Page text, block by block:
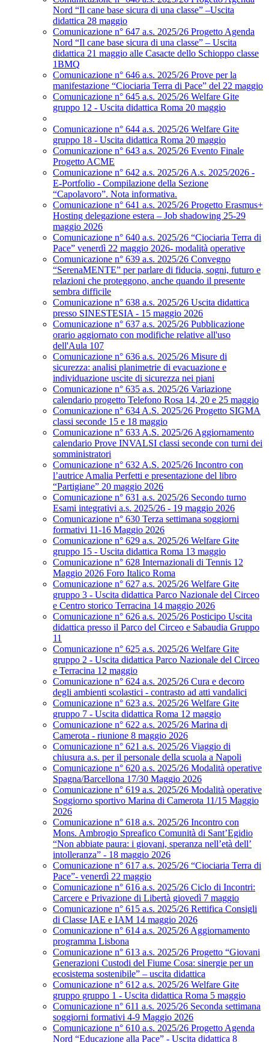
Nord “Il cane base sicura di una classe” –Uscita
didattica 28 maggio
Comunicazione n° 647 a.s. 2025/26 Progetto Agenda
Nord “Il cane base sicura di una classe” – Uscita
didattica 21 maggio alle Casacte dello Schioppo classe
1BMQ
Comunicazione n° 646 a.s. 2025/26 Prove per la
manifestazione “Ciociaria Terra di Pace” del 22 maggio
Comunicazione n° 645 a.s. 2025/26 Welfare Gite
gruppo 12 - Uscita didattica Roma 20 maggio
Comunicazione n° 644 a.s. 2025/26 Welfare Gite
gruppo 18 - Uscita didattica Roma 20 maggio
Comunicazione n° 643 a.s. 2025/26 Evento Finale
Progetto ACME
Comunicazione n° 642 a.s. 2025/26 A.s. 2025/2026 -
E-Portfolio - Compilazione della Sezione
“Capolavoro”. Nota informativa.
Comunicazione n° 641 a.s. 2025/26 Progetto Erasmus+
Hosting delegazione estera – Job shadowing 25-29
maggio 2026
Comunicazione n° 640 a.s. 2025/26 “Ciociaria Terra di
Pace” venerdì 22 maggio 2026- modalità operative
Comunicazione n° 639 a.s. 2025/26 Convegno
“SerenaMENTE” per parlare di fiducia, sogni, futuro e
relazioni che proteggono, anche quando il presente
sembra difficile
Comunicazione n° 638 a.s. 2025/26 Uscita didattica
presso SINESTESIA - 15 maggio 2026
Comunicazione n° 637 a.s. 2025/26 Pubblicazione
orario aggiornato con modifiche relative all'uso
dell'Aula 107
Comunicazione n° 636 a.s. 2025/26 Misure di
sicurezza: analisi planimetrie di evacuazione e
individuazione uscite di sicurezza nei piani
Comunicazione n° 635 a.s. 2025/26 Variazione
calendario progetto Telefono Rosa 14, 20 e 25 maggio
Comunicazione n° 634 A.S. 2025/26 Progetto SIGMA
classi seconde 15 e 18 maggio
Comunicazione n° 633 A.S. 2025/26 Aggiornamento
calendario Prove INVALSI classi seconde con turni dei
somministratori
Comunicazione n° 632 A.S. 2025/26 Incontro con
l’autrice Amalia Perfetti e presentazione del libro
“Partigiane” 20 maggio 2026
Comunicazione n° 631 a.s. 2025/26 Secondo turno
Esami integrativi a.s. 2025/26 - 19 maggio 2026
Comunicazione n° 630 Terza settimana soggiorni
formativi 11-16 Maggio 2026
Comunicazione n° 629 a.s. 2025/26 Welfare Gite
gruppo 15 - Uscita didattica Roma 13 maggio
Comunicazione n° 628 Internazionali di Tennis 12
Maggio 2026 Foro Italico Roma
Comunicazione n° 627 a.s. 2025/26 Welfare Gite
gruppo 3 - Uscita didattica Parco Nazionale del Circeo
e Centro storico Terracina 14 maggio 2026
Comunicazione n° 626 a.s. 2025/26 Posticipo Uscita
didattica presso il Parco del Circeo e Sabaudia Gruppo
11
Comunicazione n° 625 a.s. 2025/26 Welfare Gite
gruppo 2 - Uscita didattica Parco Nazionale del Circeo
e Terracina 12 maggio
Comunicazione n° 624 a.s. 2025/26 Cura e decoro
degli ambienti scolastici - contrasto ad atti vandalici
Comunicazione n° 623 a.s. 2025/26 Welfare Gite
gruppo 7 - Uscita didattica Roma 12 maggio
Comunicazione n° 622 a.s. 2025/26 Marina di
Camerota - riunione 8 maggio 2026
Comunicazione n° 621 a.s. 2025/26 Viaggio di
chiusura a.s. per il personale della scuola a Napoli
Comunicazione n° 620 a.s. 2025/26 Modalità operative
Spagna/Barcellona 17/30 Maggio 2026
Comunicazione n° 619 a.s. 2025/26 Modalità operative
Soggiorno sportivo Marina di Camerota 11/15 Maggio
2026
Comunicazione n° 618 a.s. 2025/26 Incontro con
Mons. Ambrogio Spreafico Comunità di Sant’Egidio
“Non abbiate paura: i giovani, speranza nell’età dell’
intolleranza” - 18 maggio 2026
Comunicazione n° 617 a.s. 2025/26 “Ciociaria Terra di
Pace”- venerdì 22 maggio
Comunicazione n° 616 a.s. 2025/26 Ciclo di Incontri:
Carcere e Privazione di Libertà giovedì 7 maggio
Comunicazione n° 615 a.s. 2025/26 Rettifica Consigli
di Classe IAE e IAM 14 maggio 2026
Comunicazione n° 614 a.s. 2025/26 Aggiornamento
programma Lisbona
Comunicazione n° 613 a.s. 2025/26 Progetto “Giovani
Generazioni Custodi del Fiume Cosa: sinergie per un
ecosistema sostenibile” – uscita didattica
Comunicazione n° 612 a.s. 2025/26 Welfare Gite
gruppo gruppo 1 - Uscita didattica Roma 5 maggio
Comunicazione n° 611 a.s. 2025/26 Seconda settimana
soggiorni formativi 4-9 Maggio 2026
Comunicazione n° 610 a.s. 2025/26 Progetto Agenda
Nord “Educazione alla Pace” - Uscita didattica 8